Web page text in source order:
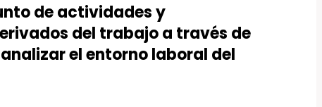
de actividades y
del trabajo a través de
el entorno laboral del